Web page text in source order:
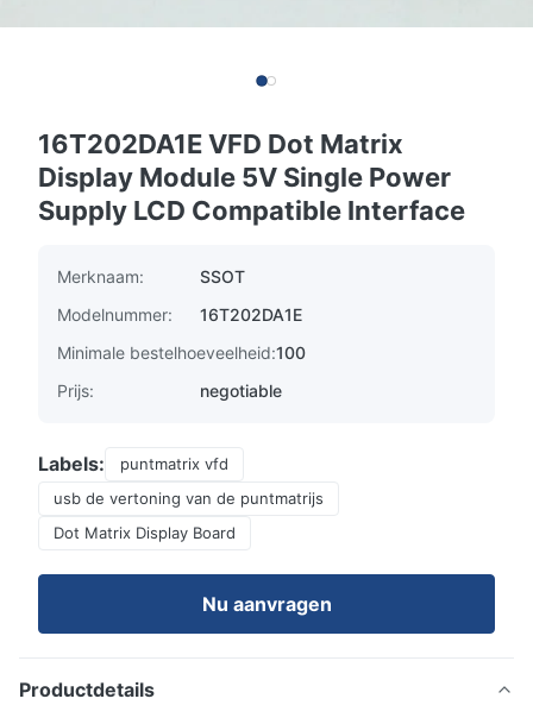
16T202DA1E VFD Dot Matrix
Display Module 5V Single Power
Supply LCD Compatible Interface
Merknaam:
SSOT
Modelnummer:
16T202DA1E
Minimale bestelhoeveelheid:100
Prijs:
negotiable
Labels:
puntmatrix vfd
usb de vertoning van de puntmatrijs
Dot Matrix Display Board
Nu aanvragen
Productdetails